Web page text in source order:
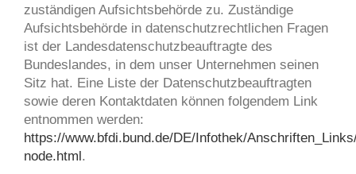
zuständigen Aufsichtsbehörde zu. Zuständige
Aufsichtsbehörde in datenschutzrechtlichen Fragen
ist der Landesdatenschutzbeauftragte des
Bundeslandes, in dem unser Unternehmen seinen
Sitz hat. Eine Liste der Datenschutzbeauftragten
sowie deren Kontaktdaten können folgendem Link
entnommen werden:
https://www.bfdi.bund.de/DE/Infothek/
node.html.